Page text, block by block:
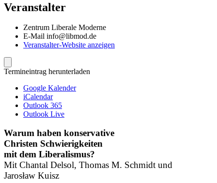
Veranstalter
Zentrum Liberale Moderne
E-Mail info@libmod.de
Veranstalter-Website anzeigen
Termineintrag herunterladen
Google Kalender
iCalendar
Outlook 365
Outlook Live
Warum haben konser­vative
Christen Schwierigkeiten
mit dem Liberalismus?
Mit Chantal Delsol, Thomas M. Schmidt und
Jarosław Kuisz